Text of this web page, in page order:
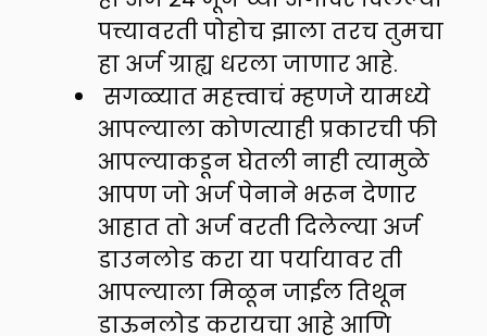
पत्त्यावरती पोहोच झाला तरच तुमचा
हा अर्ज ग्राह्य धरला जाणार आहे.
सगळ्यात महत्त्वाचं म्हणजे यामध्ये
आपल्याला कोणत्याही प्रकारची फी
आपल्याकडून घेतली नाही त्यामुळे
आपण जो अर्ज पेनाने भरून देणार
आहात तो अर्ज वरती दिलेल्या अर्ज
डाउनलोड करा या पर्यायावर ती
आपल्याला मिळून जाईल तिथून
डाऊनलोड करायचा आहे आणि